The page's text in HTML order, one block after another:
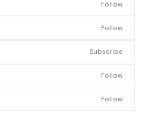
Follow
Follow
Subscribe
Follow
Follow